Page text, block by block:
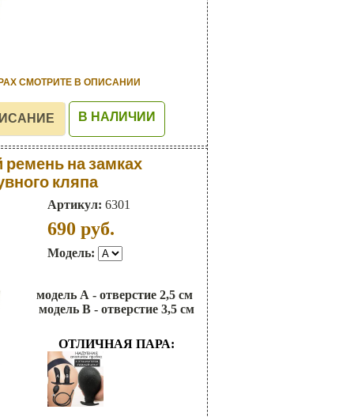
СМОТРИТЕ В ОПИСАНИИ
В НАЛИЧИИ
на замках
кляпа
Артикул: 6301
690 руб.
Модель:
модель А - отверстие 2,5 см
модель В - отверстие 3,5 см
ОТЛИЧНАЯ ПАРА: